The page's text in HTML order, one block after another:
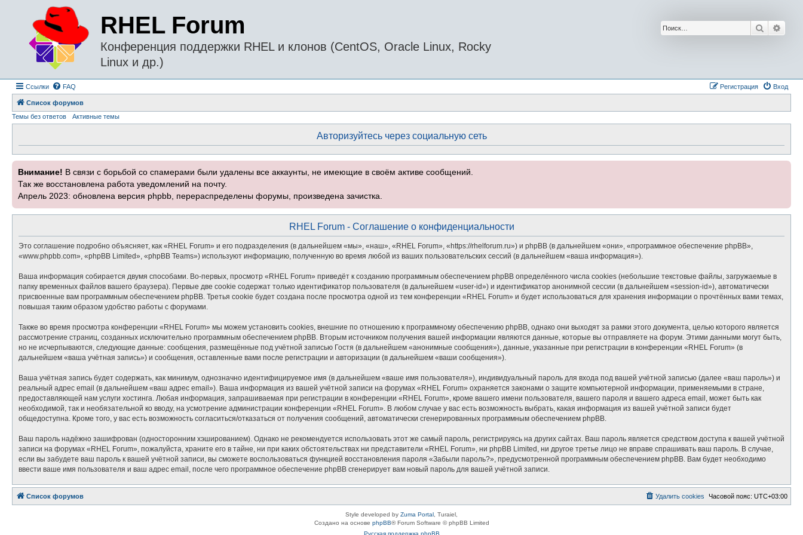
RHEL Forum
Конференция поддержки RHEL и клонов (CentOS, Oracle Linux, Rocky
Linux и др.)
Поиск
Ссылки FAQ Вход
Регистрация
Список форумов
Темы без ответов
Активные темы
Авторизуйтесь через социальную сеть
Внимание! В связи с борьбой со спамерами были удалены все аккаунты, не имеющие в своём активе сообщений.
Так же восстановлена работа уведомлений на почту.
Апрель 2023: обновлена версия phpbb, перераспределены форумы, произведена зачистка.
RHEL Forum - Соглашение о конфиденциальности
Это соглашение подробно объясняет, как «RHEL Forum» и его подразделения (в дальнейшем «мы», «наш», «RHEL Forum», «https://rhelforum.ru») и phpBB (в дальнейшем «они», «программное обеспечение phpBB»,
«www.phpbb.com», «phpBB Limited», «phpBB Teams») используют информацию, полученную во время любой из ваших пользовательских сессий (в дальнейшем «ваша информация»).
Ваша информация собирается двумя способами. Во-первых, просмотр «RHEL Forum» приведёт к созданию программным обеспечением phpBB определённого числа cookies (небольшие текстовые файлы, загружаемые в
папку временных файлов вашего браузера). Первые две cookie содержат только идентификатор пользователя (в дальнейшем «user-id») и идентификатор анонимной сессии (в дальнейшем «session-id»), автоматически
присвоенные вам программным обеспечением phpBB. Третья cookie будет создана после просмотра одной из тем конференции «RHEL Forum» и будет использоваться для хранения информации о прочтённых вами темах,
повышая таким образом удобство работы с форумами.
Также во время просмотра конференции «RHEL Forum» мы можем установить cookies, внешние по отношению к программному обеспечению phpBB, однако они выходят за рамки этого документа, целью которого является
рассмотрение страниц, созданных исключительно программным обеспечением phpBB. Вторым источником получения вашей информации являются данные, которые вы отправляете на форум. Этими данными могут быть,
но не исчерпываются, следующие данные: сообщения, размещённые под учётной записью Гостя (в дальнейшем «анонимные сообщения»), данные, указанные при регистрации в конференции «RHEL Forum» (в
дальнейшем «ваша учётная запись») и сообщения, оставленные вами после регистрации и авторизации (в дальнейшем «ваши сообщения»).
Ваша учётная запись будет содержать, как минимум, однозначно идентифицируемое имя (в дальнейшем «ваше имя пользователя»), индивидуальный пароль для входа под вашей учётной записью (далее «ваш пароль») и
реальный адрес email (в дальнейшем «ваш адрес email»). Ваша информация из вашей учётной записи на форумах «RHEL Forum» охраняется законами о защите компьютерной информации, применяемыми в стране,
предоставляющей нам услуги хостинга. Любая информация, запрашиваемая при регистрации в конференции «RHEL Forum», кроме вашего имени пользователя, вашего пароля и вашего адреса email, может быть как
необходимой, так и необязательной ко вводу, на усмотрение администрации конференции «RHEL Forum». В любом случае у вас есть возможность выбрать, какая информация из вашей учётной записи будет
общедоступна. Кроме того, у вас есть возможность согласиться/отказаться от получения сообщений, автоматически сгенерированных программным обеспечением phpBB.
Ваш пароль надёжно зашифрован (односторонним хэшированием). Однако не рекомендуется использовать этот же самый пароль, регистрируясь на других сайтах. Ваш пароль является средством доступа к вашей учётной
записи на форумах «RHEL Forum», пожалуйста, храните его в тайне, ни при каких обстоятельствах ни представители «RHEL Forum», ни phpBB Limited, ни другое третье лицо не вправе спрашивать ваш пароль. В случае,
если вы забудете ваш пароль к вашей учётной записи, вы сможете воспользоваться функцией восстановления пароля «Забыли пароль?», предусмотренной программным обеспечением phpBB. Вам будет необходимо
ввести ваше имя пользователя и ваш адрес email, после чего программное обеспечение phpBB сгенерирует вам новый пароль для вашей учётной записи.
Список форумов Часовой пояс: UTC+03:00
Удалить cookies
Style developed by Zuma Portal , Turaiel,
Создано на основе phpBB® Forum Software © phpBB Limited
Русская поддержка phpBB